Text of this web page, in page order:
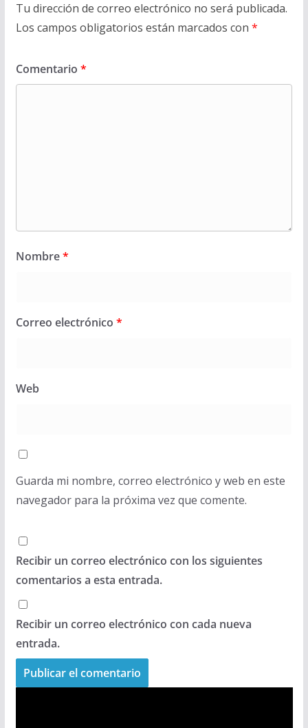
Tu dirección de correo electrónico no será publicada.
Los campos obligatorios están marcados con *
Comentario *
Nombre*
Correo electrónico *
Web
Guarda mi nombre, correo electrónico y web en este
navegador para la próxima vez que comente.
Recibir un correo electrónico con los siguientes
comentarios a esta entrada.
Recibir un correo electrónico con cada nueva
entrada.